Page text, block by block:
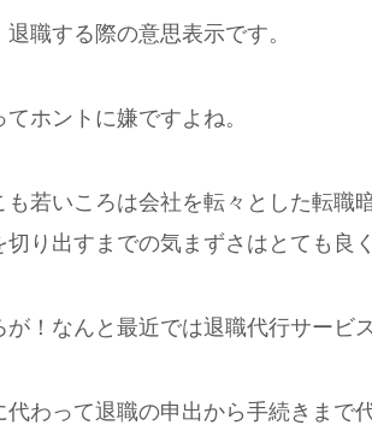
退職する際の意思表示です。
てホントに嫌ですよね。
も若いころは会社を転々とした転職
切り出すまでの気まずさはとても良
が！なんと最近では退職代行サービ
代わって退職の申出から手続きまで